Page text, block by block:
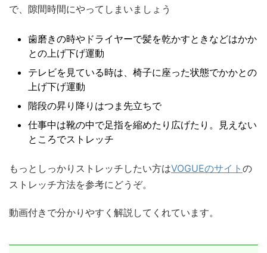
で、隙間時間にやってしまいましょう
歯磨きの時やドライヤーで髪を乾かすときなどはかか
との上げ下げ運動
テレビを見ている時は、椅子に座った状態でかかとの
上げ下げ運動
階段の昇り降りはつま先立ちで
仕事中は靴の中で足指を縮めたり広げたり。見えない
ところでストレッチ
もっとしっかりストレッチしたい方はVOGUEのサイト の
ストレッチ方法を参考にどうぞ。
動画付きで分かりやすく解説してくれています。